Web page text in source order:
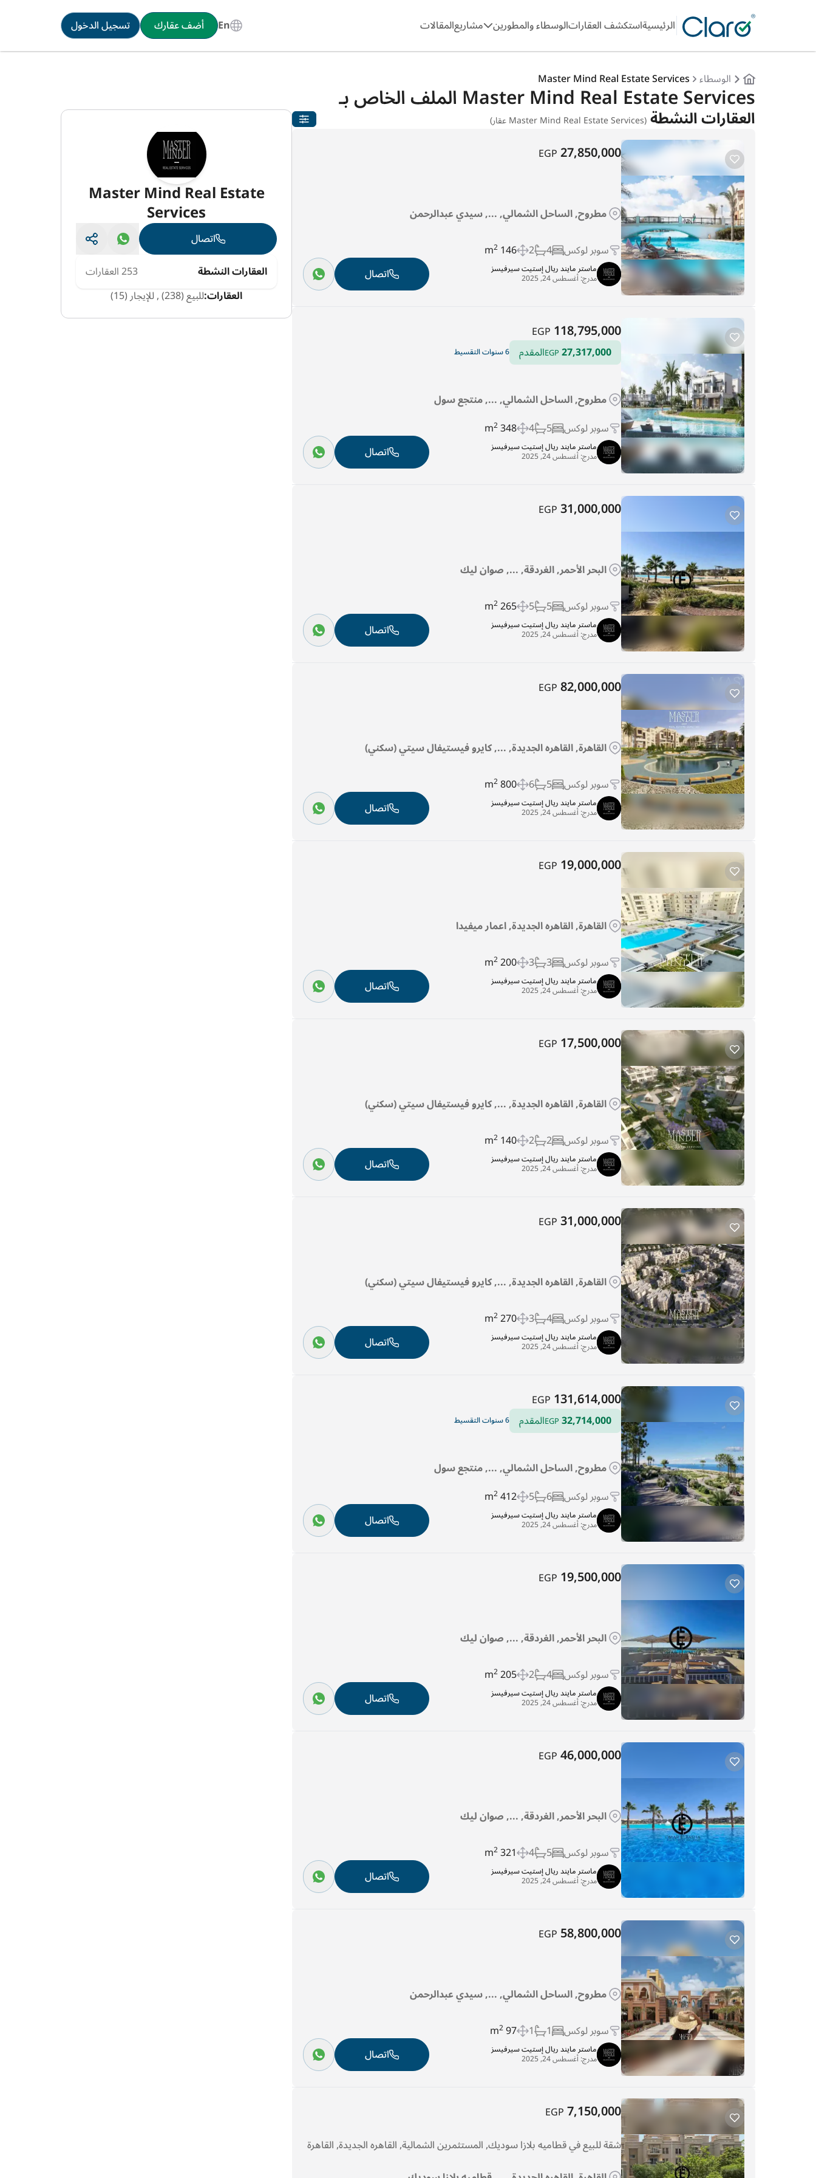
الرئيسيةاستكشف العقاراتالوسطاء والمطورين مشاريعالمقالات En أضف عقارك تسجيل الدخول
الوسطاء Master Mind Real Estate Services
Master Mind Real Estate Services الملف الخاص بـ
العقارات النشطة (Master Mind Real Estate Services عقار)
27,850,000
EGP
مطروح, الساحل الشمالي, ..., سيدي عبدالرحمن
سوبر لوكس 4
2
146 m
2
ماستر مايند ريال إستيت سيرفيسز
مدرج:أغسطس 24, 2025 اتصال
118,795,000
EGP
27,317,000
EGPالمقدم 6 سنوات التقسيط
مطروح, الساحل الشمالي, ..., منتجع سول
سوبر لوكس 5
4
348 m
2
ماستر مايند ريال إستيت سيرفيسز
مدرج:أغسطس 24, 2025 اتصال
31,000,000
EGP
البحر الأحمر, الغردقة, ..., صوان ليك
سوبر لوكس 5
5
265 m
2
ماستر مايند ريال إستيت سيرفيسز
مدرج:أغسطس 24, 2025 اتصال
82,000,000
EGP
القاهرة, القاهره الجديدة, ..., كايرو فيستيفال سيتي (سكني)
سوبر لوكس 5
6
800 m
2
ماستر مايند ريال إستيت سيرفيسز
مدرج:أغسطس 24, 2025 اتصال
19,000,000
EGP
القاهرة, القاهره الجديدة, اعمار ميفيدا
سوبر لوكس 3
3
200 m
2
ماستر مايند ريال إستيت سيرفيسز
مدرج:أغسطس 24, 2025 اتصال
17,500,000
EGP
القاهرة, القاهره الجديدة, ..., كايرو فيستيفال سيتي (سكني)
سوبر لوكس 2
2
140 m
2
ماستر مايند ريال إستيت سيرفيسز
مدرج:أغسطس 24, 2025 اتصال
31,000,000
EGP
القاهرة, القاهره الجديدة, ..., كايرو فيستيفال سيتي (سكني)
سوبر لوكس 4
3
270 m
2
ماستر مايند ريال إستيت سيرفيسز
مدرج:أغسطس 24, 2025 اتصال
131,614,000
EGP
32,714,000
EGPالمقدم 6 سنوات التقسيط
مطروح, الساحل الشمالي, ..., منتجع سول
سوبر لوكس 6
5
412 m
2
ماستر مايند ريال إستيت سيرفيسز
مدرج:أغسطس 24, 2025 اتصال
19,500,000
EGP
البحر الأحمر, الغردقة, ..., صوان ليك
سوبر لوكس 4
2
205 m
2
ماستر مايند ريال إستيت سيرفيسز
مدرج:أغسطس 24, 2025 اتصال
46,000,000
EGP
البحر الأحمر, الغردقة, ..., صوان ليك
سوبر لوكس 5
4
321 m
2
ماستر مايند ريال إستيت سيرفيسز
مدرج:أغسطس 24, 2025 اتصال
58,800,000
EGP
مطروح, الساحل الشمالي, ..., سيدي عبدالرحمن
سوبر لوكس
1
1
97 m
2
ماستر مايند ريال إستيت سيرفيسز
مدرج:أغسطس 24, 2025 اتصال
7,150,000
EGP
شقة للبيع في قطاميه بلازا سوديك, المستثمرين الشمالية, القاهره الجديدة, القاهرة
Master Mind Real Estate
Services
اتصال
العقارات النشطة
253 العقارات
العقارات:للبيع (238) ,للإيجار (15)